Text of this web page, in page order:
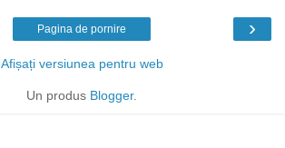
›
Pagina de pornire
Afișați versiunea pentru web
Un produs Blogger.